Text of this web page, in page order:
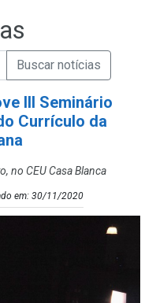
Notícias
Enviar a Busca de Notícias
III Seminário
Currículo da
no CEU Casa Blanca
em: 30/11/2020